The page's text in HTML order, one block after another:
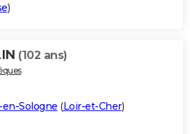
)
(102 ans)
Sologne (Loir-et-Cher)